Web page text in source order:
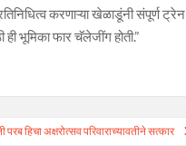
करणाऱ्या खेळाडूंनी संपूर्ण ट्रेन
भूमिका फार चॅलेजींग होती.”
हिचा अक्षरोत्सव परिवाराच्यावतीने सत्कार